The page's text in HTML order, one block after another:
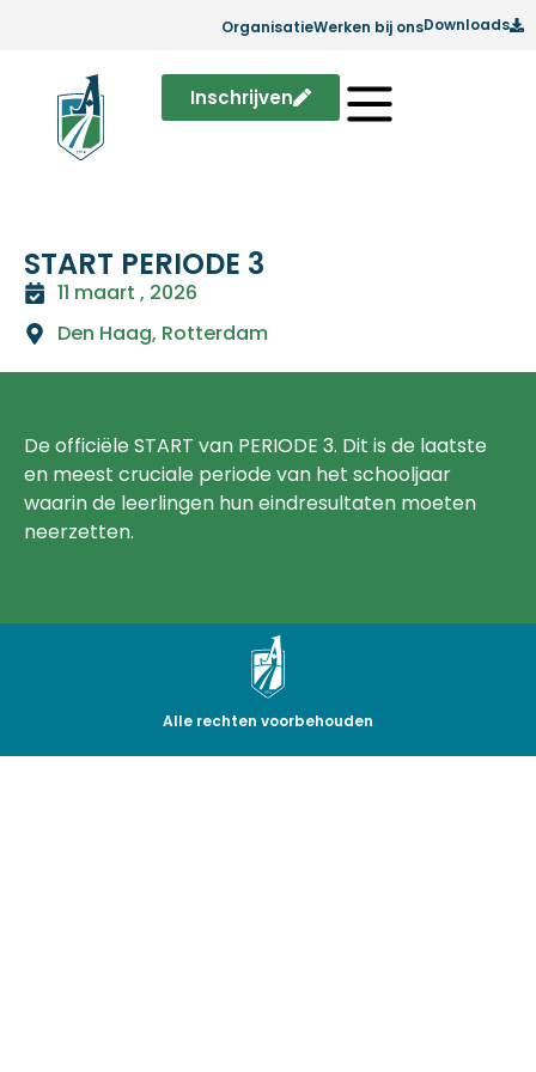
OrganisatieWerken bij onsDownloads
Inschrijven
START PERIODE 3
11 maart , 2026
Den Haag, Rotterdam
De officiële START van PERIODE 3. Dit is de laatste
en meest cruciale periode van het schooljaar
waarin de leerlingen hun eindresultaten moeten
neerzetten.
Alle rechten voorbehouden